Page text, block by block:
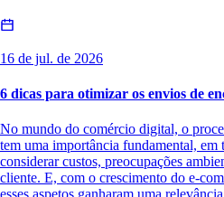
16 de jul. de 2026
6 dicas para otimizar os envios de
No mundo do comércio digital, o
tem uma importância fundamental, em
considerar custos, preocupações
cliente. E, com o crescimento do e-